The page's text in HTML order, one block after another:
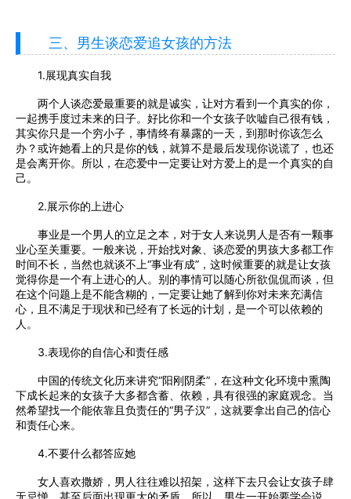
三、男生谈恋爱追女孩的方法
1.展现真实自我
两个人谈恋爱最重要的就是诚实，让对方看到一个真实的你，
一起携手度过未来的日子。好比你和一个女孩子吹嘘自己很有钱，
其实你只是一个穷小子，事情终有暴露的一天，到那时你该怎么
办？或许她看上的只是你的钱，就算不是最后发现你说谎了，也还
是会离开你。所以，在恋爱中一定要让对方爱上的是一个真实的自
己。
2.展示你的上进心
事业是一个男人的立足之本，对于女人来说男人是否有一颗事
业心至关重要。一般来说，开始找对象、谈恋爱的男孩大多都工作
时间不长，当然也就谈不上“事业有成”，这时候重要的就是让女孩
觉得你是一个有上进心的人。别的事情可以随心所欲侃侃而谈，但
在这个问题上是不能含糊的，一定要让她了解到你对未来充满信
心，且不满足于现状和已经有了长远的计划，是一个可以依赖的
人。
3.表现你的自信心和责任感
中国的传统文化历来讲究“阳刚阴柔”，在这种文化环境中熏陶
下成长起来的女孩子大多都含蓄、依赖，具有很强的家庭观念。当
然希望找一个能依靠且负责任的“男子汉”，这就要拿出自己的信心
和责任心来。
4.不要什么都答应她
女人喜欢撒娇，男人往往难以招架，这样下去只会让女孩子肆
无忌惮，甚至后面出现更大的矛盾。所以，男生一开始要学会说